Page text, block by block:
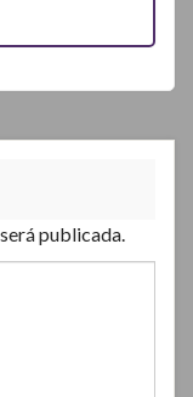
publicada.